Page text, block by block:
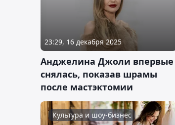
23:29, 16 декабря 2025
Анджелина Джоли впервые
снялась, показав шрамы
после мастэктомии
Культура и шоу-бизнес